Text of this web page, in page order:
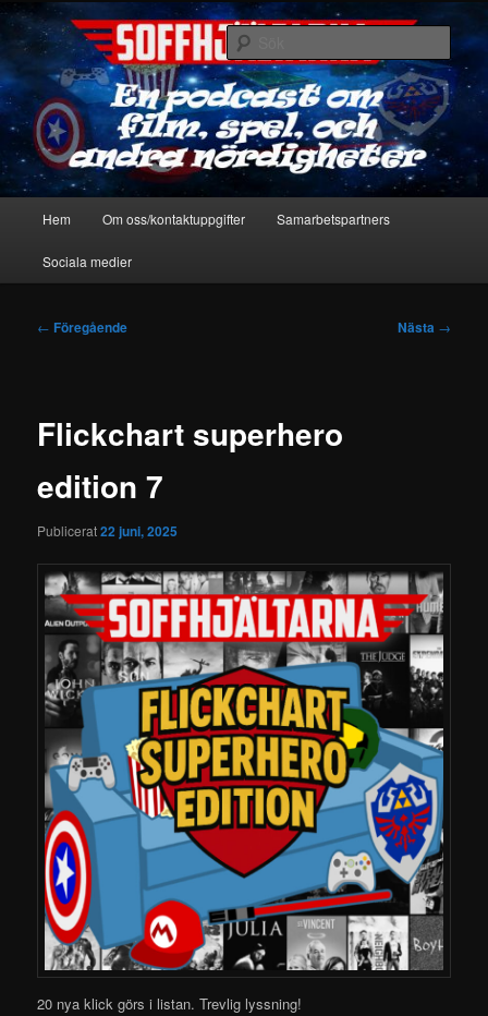
Hoppa
primärt
innehållSoffhjältarna
En podcast om film, spel & andra nördigheter
Sök
Hem Om oss/kontaktuppgifter Samarbetspartners
Sociala medier
Inläggsnavigering
← Föregående Nästa →
Flickchart superhero
edition 7
Publicerat22 juni, 2025
20 nya klick görs i listan. Trevlig lyssning!